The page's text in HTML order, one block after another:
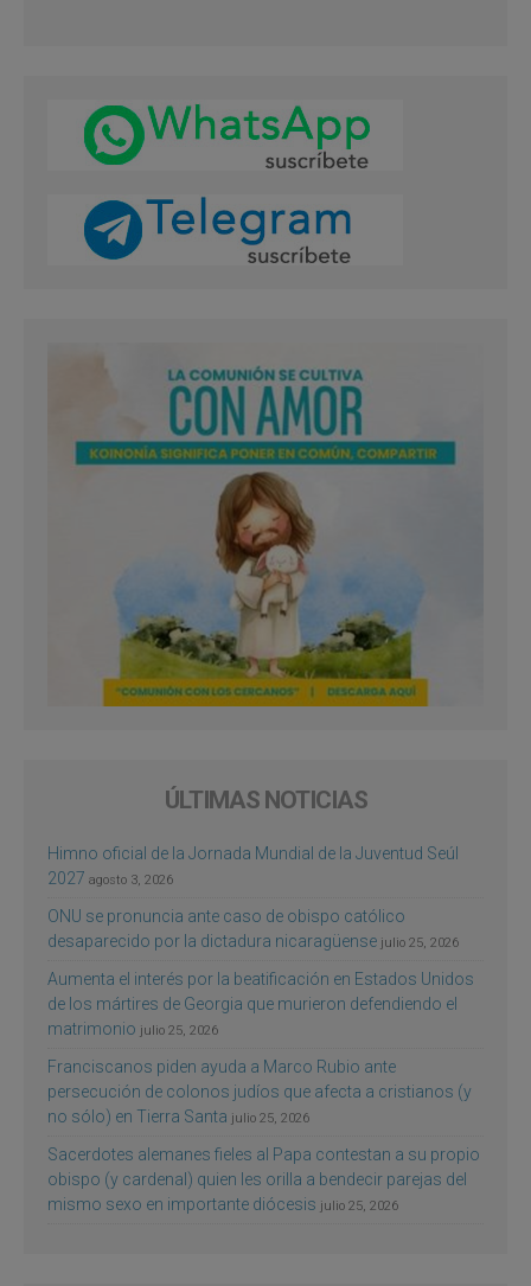
ÚLTIMAS NOTICIAS
Himno oficial de la Jornada Mundial de la Juventud Seúl
2027 agosto 3, 2026
ONU se pronuncia ante caso de obispo católico
desaparecido por la dictadura nicaragüense julio 25, 2026
Aumenta el interés por la beatificación en Estados Unidos
de los mártires de Georgia que murieron defendiendo el
matrimonio julio 25, 2026
Franciscanos piden ayuda a Marco Rubio ante
persecución de colonos judíos que afecta a cristianos (y
no sólo) en Tierra Santa julio 25, 2026
Sacerdotes alemanes fieles al Papa contestan a su propio
obispo (y cardenal) quien les orilla a bendecir parejas del
mismo sexo en importante diócesis julio 25, 2026